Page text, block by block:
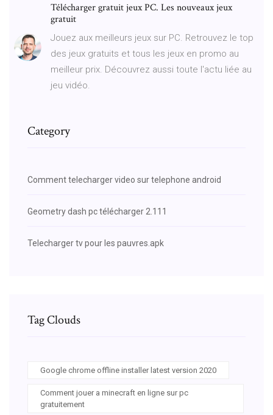
Télécharger gratuit jeux PC. Les nouveaux jeux
gratuit
Jouez aux meilleurs jeux sur PC. Retrouvez le top
des jeux gratuits et tous les jeux en promo au
meilleur prix. Découvrez aussi toute l'actu liée au
jeu vidéo.
Category
Comment telecharger video sur telephone android
Geometry dash pc télécharger 2.111
Telecharger tv pour les pauvres.apk
Tag Clouds
Google chrome offline installer latest version 2020
Comment jouer a minecraft en ligne sur pc
gratuitement